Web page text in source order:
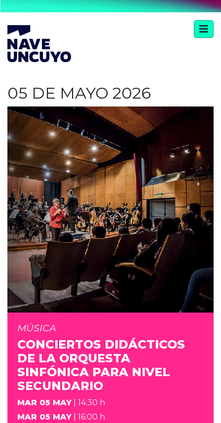
05 DE MAYO 2026
MÚSICA
CONCIERTOS DIDÁCTICOS
DE LA ORQUESTA
SINFÓNICA PARA NIVEL
SECUNDARIO
MAR 05 MAY | 14:30 h
MAR 05 MAY | 16:00 h